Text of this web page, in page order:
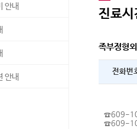
안내
내안내
진료
족부정형
전화번
☎609-
☎609-